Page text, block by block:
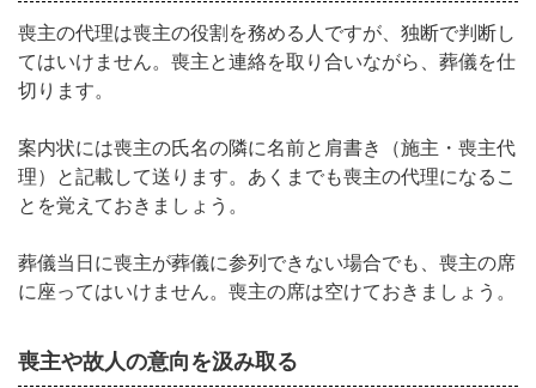
喪主の代理は喪主の役割を務める人ですが、独断で判断し
てはいけません。喪主と連絡を取り合いながら、葬儀を仕
切ります。
案内状には喪主の氏名の隣に名前と肩書き（施主・喪主代
理）と記載して送ります。あくまでも喪主の代理になるこ
とを覚えておきましょう。
葬儀当日に喪主が葬儀に参列できない場合でも、喪主の席
に座ってはいけません。喪主の席は空けておきましょう。
喪主や故人の意向を汲み取る